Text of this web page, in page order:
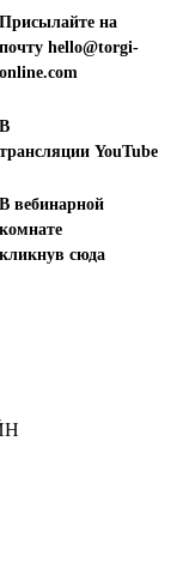
Присылайте на
почту hello@torgi-
online.com
В
трансляции YouTube
В вебинарной
комнате
кликнув сюда